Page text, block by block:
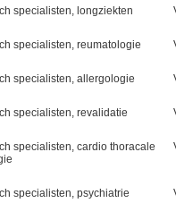
specialisten, longziekten
specialisten, reumatologie
specialisten, allergologie
specialisten, revalidatie
specialisten, cardio thoracale
specialisten, psychiatrie